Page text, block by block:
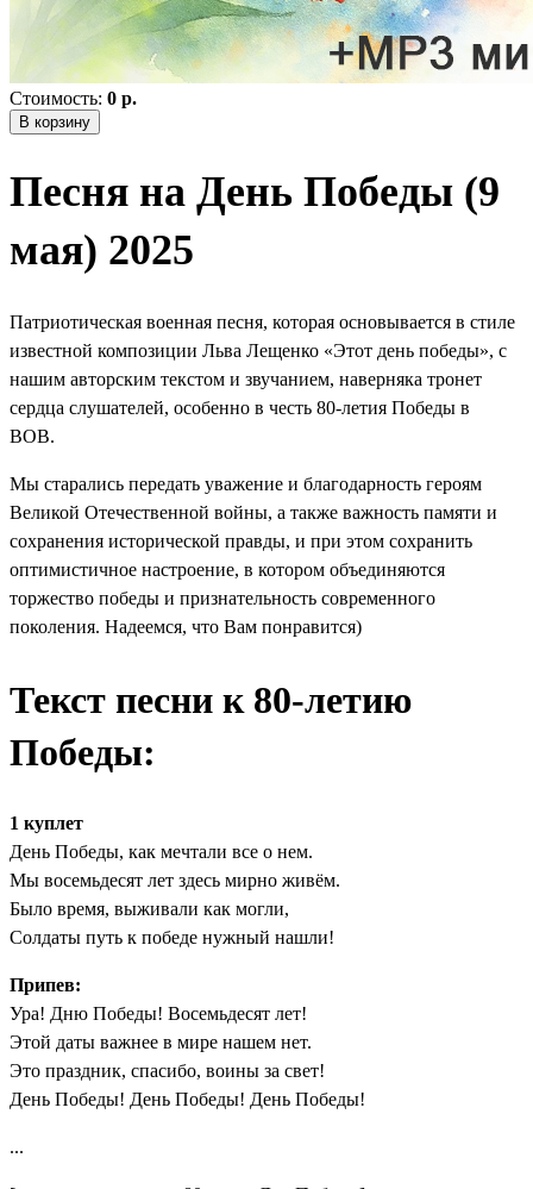
Стоимость: 0 р.
В корзину
Песня на День Победы (9
мая) 2025
Патриотическая военная песня, которая основывается в стиле
известной композиции Льва Лещенко «Этот день победы», с
нашим авторским текстом и звучанием, наверняка тронет
сердца слушателей, особенно в честь 80-летия Победы в
ВОВ.
Мы старались передать уважение и благодарность героям
Великой Отечественной войны, а также важность памяти и
сохранения исторической правды, и при этом сохранить
оптимистичное настроение, в котором объединяются
торжество победы и признательность современного
поколения. Надеемся, что Вам понравится)
Текст песни к 80-летию
Победы:
1 куплет
День Победы, как мечтали все о нем.
Мы восемьдесят лет здесь мирно живём.
Было время, выживали как могли,
Солдаты путь к победе нужный нашли!
Припев:
Ура! Дню Победы! Восемьдесят лет!
Этой даты важнее в мире нашем нет.
Это праздник, спасибо, воины за свет!
День Победы! День Победы! День Победы!
...